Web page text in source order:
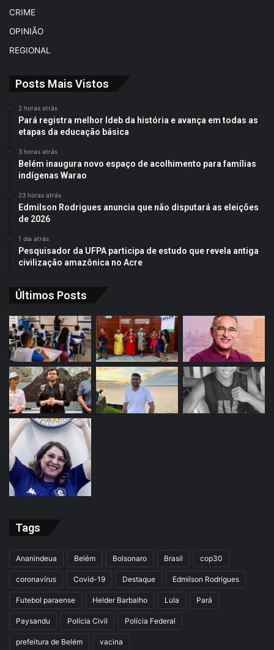
CRIME
OPINIÃO
REGIONAL
Posts Mais Vistos
2 horas atrás
Pará registra melhor Ideb da história e avança em todas as
etapas da educação básica
3 horas atrás
Belém inaugura novo espaço de acolhimento para famílias
indígenas Warao
23 horas atrás
Edmilson Rodrigues anuncia que não disputará as eleições
de 2026
1 dia atrás
Pesquisador da UFPA participa de estudo que revela antiga
civilização amazônica no Acre
Últimos Posts
Tags
Ananindeua Belém Bolsonaro Brasil cop30
coronavírus Covid-19 Destaque Edmilson Rodrigues
Futebol paraense Helder Barbalho Lula Pará
Paysandu Polícia Civil Polícia Federal
prefeitura de Belém vacina